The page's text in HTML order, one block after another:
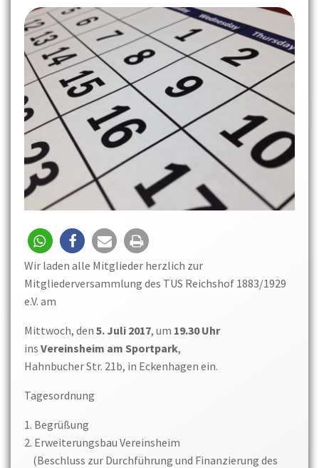
Wir laden alle Mitglieder herzlich zur
Mitgliederversammlung des TUS Reichshof 1883/1929
e.V. am
Mittwoch, den 5. Juli 2017, um 19.30 Uhr
ins Vereinsheim am Sportpark,
Hahnbucher Str. 21b, in Eckenhagen ein.
Tagesordnung
1. Begrüßung
2. Erweiterungsbau Vereinsheim
(Beschluss zur Durchführung und Finanzierung des